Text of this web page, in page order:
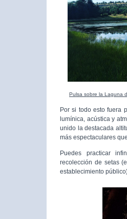
Pulsa sobre la Laguna
Por si todo esto fuera
lumínica, acústica y
unido la destacada
más espectaculares
Puedes practicar
recolección de setas
establecimiento